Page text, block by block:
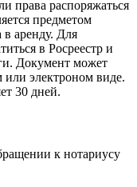
права распоряжаться
предметом
в аренду. Для
в Росреестр и
Документ может
или электроном виде.
30 дней.
к нотариусу